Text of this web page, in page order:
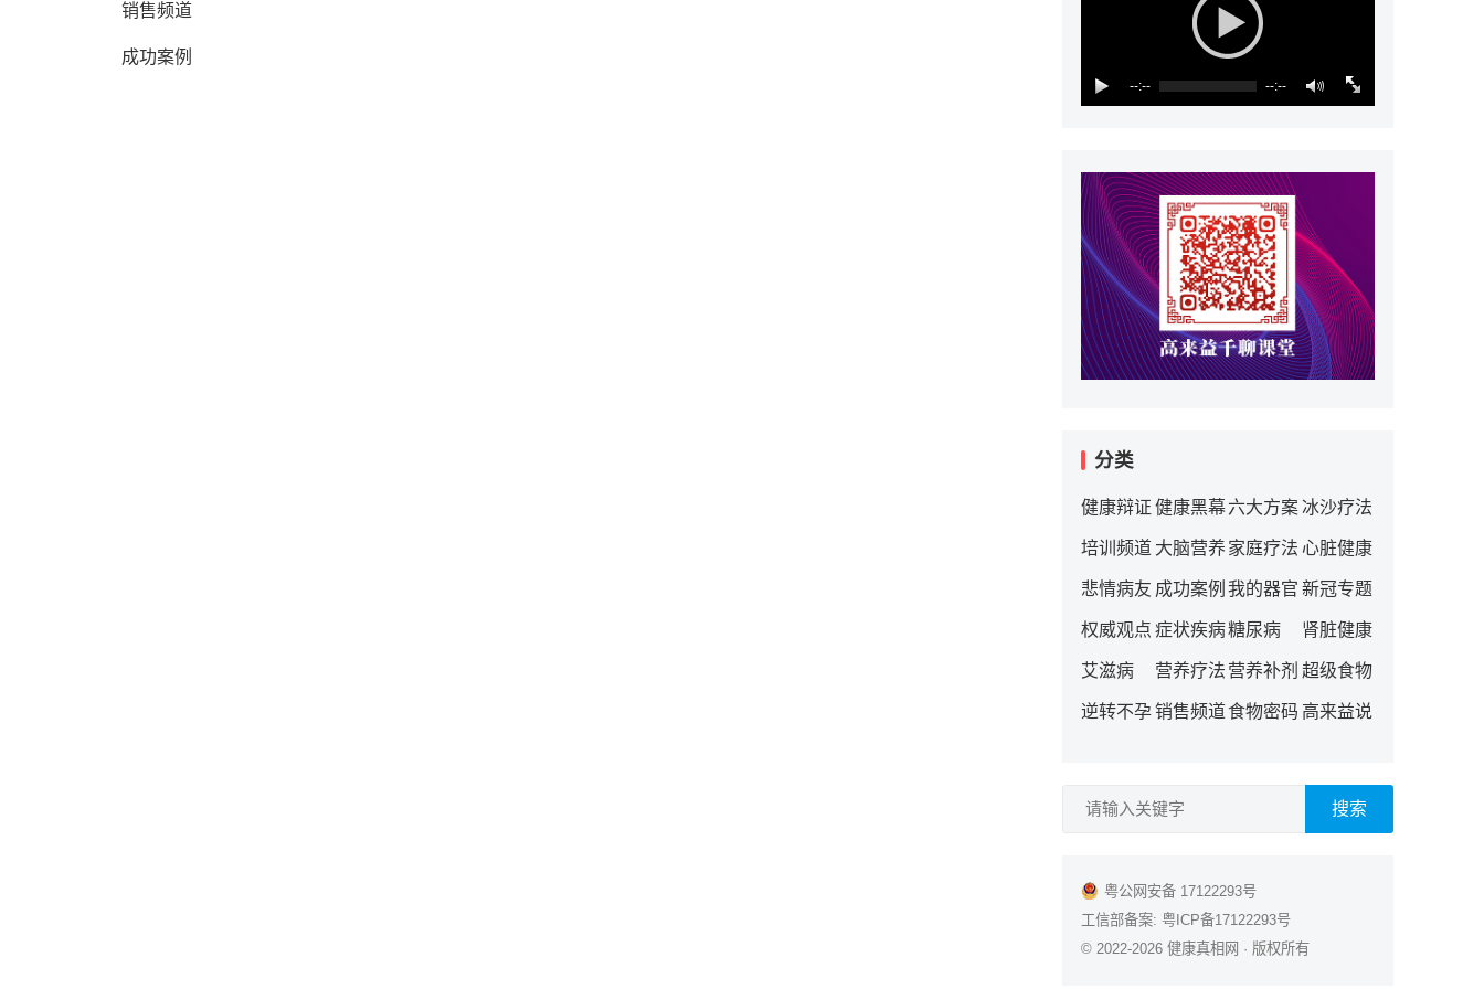
销售频道
成功案例
--:-- --:--
分类
健康辩证 健康黑幕 六大方案冰沙疗法
培训频道 大脑营养 家庭疗法 心脏健康
悲情病友 成功案例 我的器官 新冠专题
权威观点 症状疾病糖尿病 肾脏健康
艾滋病 营养疗法 营养补剂 超级食物
逆转不孕销售频道食物密码 高来益说
搜索
粤公网安备 17122293号
工信部备案: 粤ICP备17122293号
© 2022-2026 健康真相网 · 版权所有